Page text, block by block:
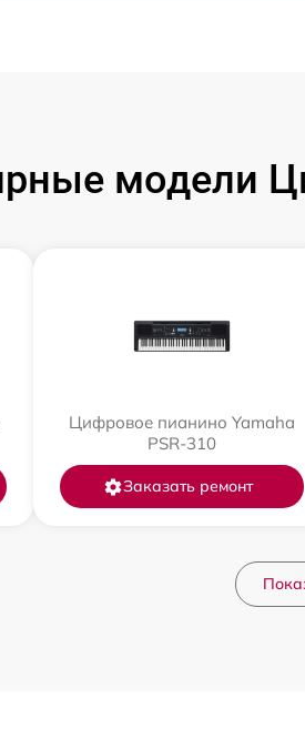
модели
Цифровое пианино Yamaha
PSR-310
Заказать ремонт